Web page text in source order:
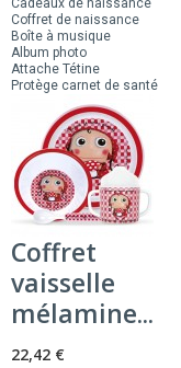
Cadeaux de naissance
Coffret de naissance
Boîte à musique
Album photo
Attache Tétine
Protège carnet de santé
Coffret
vaisselle
mélamine...
22,42 €